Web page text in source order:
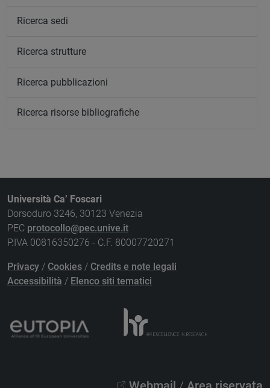
Ricerca sedi
Ricerca strutture
Ricerca pubblicazioni
Ricerca risorse bibliografiche
Università Ca’ Foscari
Dorsoduro 3246, 30123 Venezia
PEC protocollo@pec.unive.it
P.IVA 00816350276 - C.F. 80007720271
Privacy / Cookies / Credits e note legali
Accessibilità / Elenco siti tematici